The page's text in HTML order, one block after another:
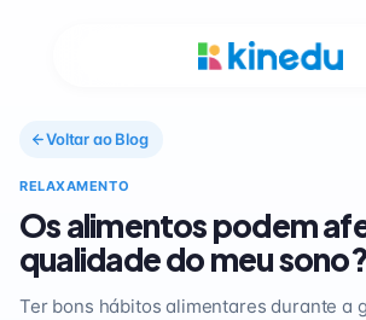
Voltar ao Blog
RELAXAMENTO
Os alimentos podem
qualidade do meu sono?
Ter bons hábitos alimentares durante a